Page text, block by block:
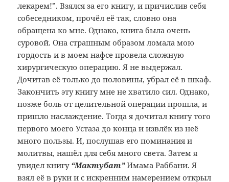
лекарем!”. Взялся за его книгу, и причислив себя
собеседником, прочёл её так, словно она
обращена ко мне. Однако, книга была очень
суровой. Она страшным образом ломала мою
гордость и в моем нафсе провела сложную
хирургическую операцию. Я не выдержал.
Дочитав её только до половины, убрал её в шкаф.
Закончить эту книгу мне не хватило сил. Однако,
позже боль от целительной операции прошла, и
пришло наслаждение. Тогда я дочитал книгу того
первого моего Устаза до конца и извлёк из неё
много пользы. И, послушав его поминания и
молитвы, нашёл для себя много света. Затем я
увидел книгу “Мактубат”Имама Раббани. Я
взял её в руки и с искренним намерением открыл